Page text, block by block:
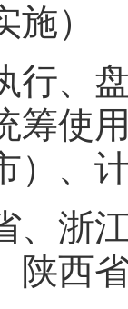
）
行、
筹使
）、
、浙
陕西